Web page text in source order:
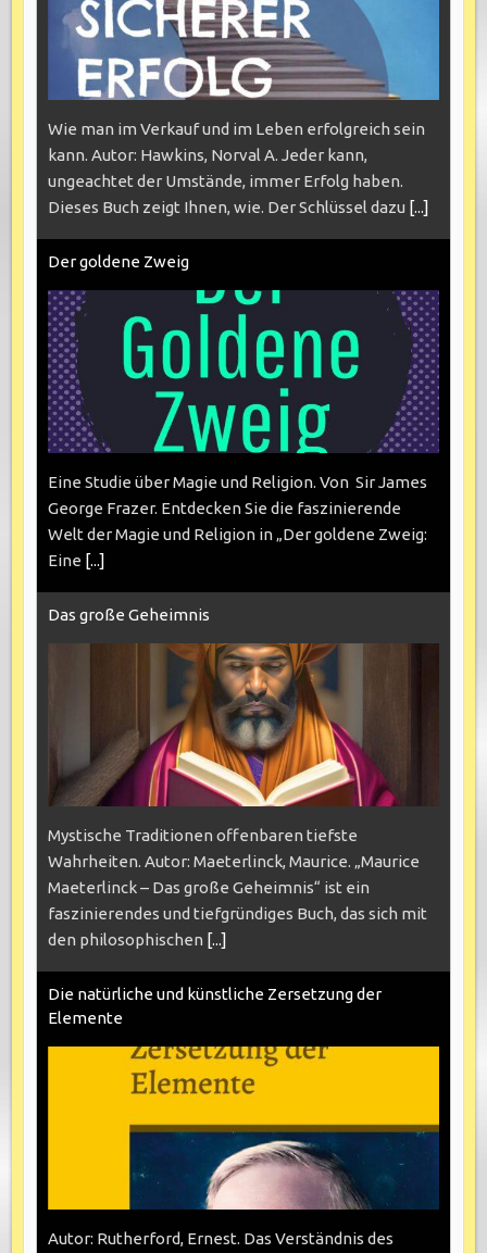
Wie man im Verkauf und im Leben erfolgreich sein
kann. Autor: Hawkins, Norval A. Jeder kann,
ungeachtet der Umstände, immer Erfolg haben.
Dieses Buch zeigt Ihnen, wie. Der Schlüssel dazu [...]
Der goldene Zweig
Eine Studie über Magie und Religion. Von Sir James
George Frazer. Entdecken Sie die faszinierende
Welt der Magie und Religion in „Der goldene Zweig:
Eine [...]
Das große Geheimnis
Mystische Traditionen offenbaren tiefste
Wahrheiten. Autor: Maeterlinck, Maurice. „Maurice
Maeterlinck – Das große Geheimnis“ ist ein
faszinierendes und tiefgründiges Buch, das sich mit
den philosophischen [...]
Die natürliche und künstliche Zersetzung der
Elemente
Autor: Rutherford, Ernest. Das Verständnis des